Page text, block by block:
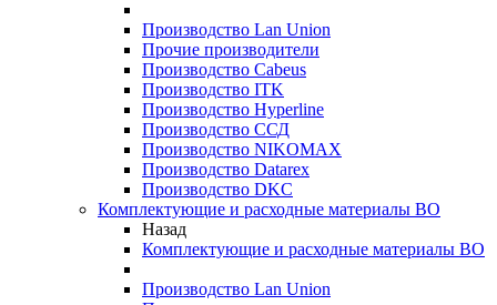
Производство Lan Union
Прочие производители
Производство Cabeus
Производство ITK
Производство Hyperline
Производство ССД
Производство NIKOMAX
Производство Datarex
Производство DKC
Комплектующие и расходные материалы ВО
Назад
Комплектующие и расходные материалы ВО
Производство Lan Union